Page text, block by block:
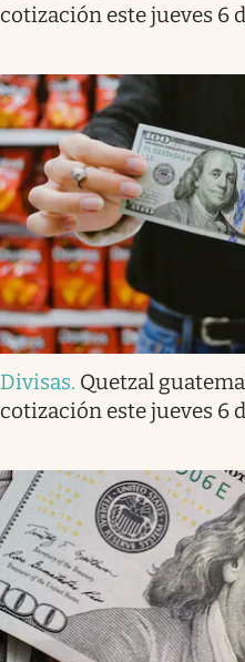
cotización este jueves 6
Divisas. Quetzal
cotización este jueves 6